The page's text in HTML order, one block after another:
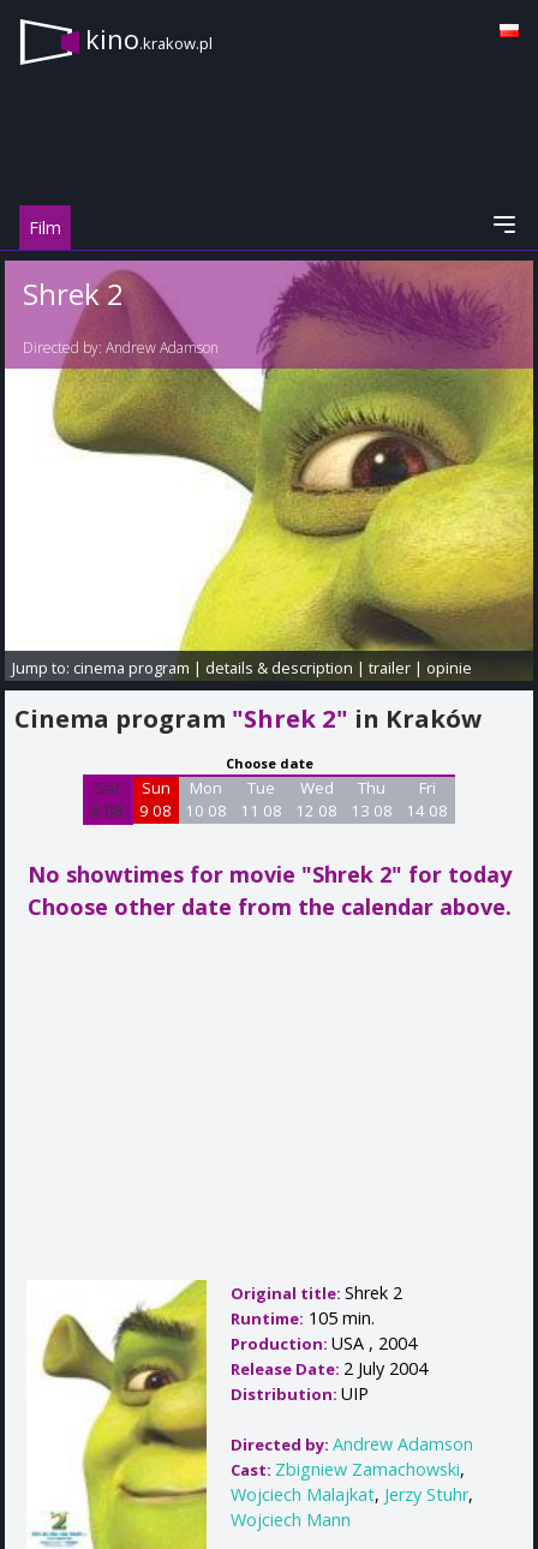
kino.krakow.pl
Film
Shrek 2
Directed by: Andrew Adamson
Jump to: cinema program |details & description |trailer |opinie
Cinema program "Shrek 2" in Kraków
Choose date
Sat
8 08
Sun
9 08
Mon
10 08
Tue
11 08
Wed
12 08
Thu
13 08
Fri
14 08
No showtimes for movie "Shrek 2" for today
Choose other date from the calendar above.
Original title: Shrek 2
Runtime: 105 min.
Production: USA , 2004
Release Date: 2 July 2004
Distribution: UIP
Directed by: Andrew Adamson
Cast: Zbigniew Zamachowski,
Wojciech Malajkat, Jerzy Stuhr,
Wojciech Mann